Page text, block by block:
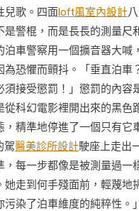
兒歌。四面loft風室內設計
是警棍，而是長長的測量
泊車警察用一個擴音器大
為恐懼而顫抖。「垂直泊
須接受懲罰！」懲罰的內
從科幻電影裡開出來的黑
，精準地停進了一個只有
駕醫美診所設計駛座上走出
，每一步都像是被測量過
她走到何手殘面前，輕蔑地
污染了泊車維度的純粹性